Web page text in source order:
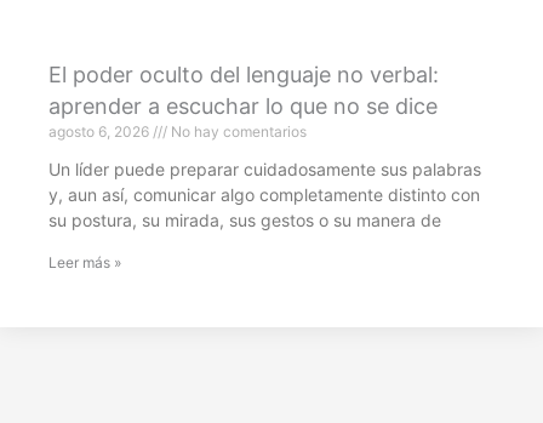
El poder oculto del lenguaje no verbal:
aprender a escuchar lo que no se dice
agosto 6, 2026 No hay comentarios
Un líder puede preparar cuidadosamente sus palabras
y, aun así, comunicar algo completamente distinto con
su postura, su mirada, sus gestos o su manera de
Leer más »